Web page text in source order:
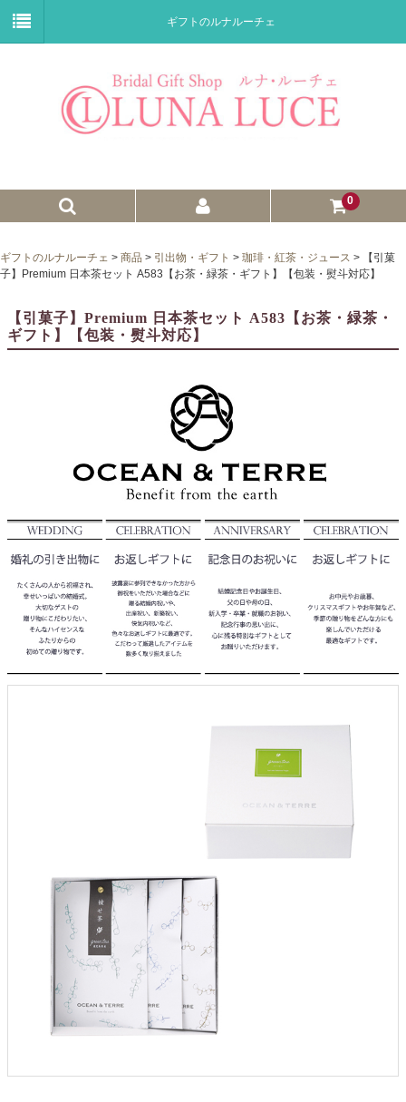
ギフトのルナルーチェ
0
プチギフト
ウェイトドール
子育て卒業証書
引菓子
引出物ギフト
カタログギフト
ブライダルバッグ
演出用品
無料サンプル・資料請求
お問合せ
ギフトのルナルーチェ > 商品 > 引出物・ギフト > 珈琲・紅茶・ジュース >
【引菓
子】Premium 日本茶セット A583【お茶・緑茶・ギフト】【包装・熨斗対応】
【引菓子】Premium 日本茶セット A583【お茶・緑茶・
ギフト】【包装・熨斗対応】